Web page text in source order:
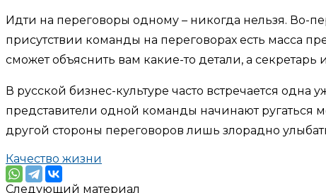
Идти на переговоры одному – никогда нельзя. Во-
присутствии команды на переговорах есть масса
сможет объяснить вам какие-то детали, а секретарь
В русской бизнес-культуре часто встречается
представители одной команды начинают ругаться
другой стороны переговоров лишь злорадно
Качество жизни
Следующий материал